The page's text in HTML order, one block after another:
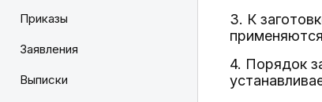
Приказы
Заявления
Выписки
3. К
4. Порядок